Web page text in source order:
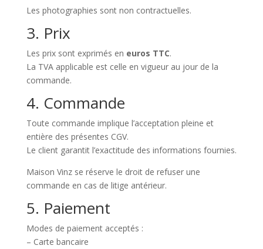
Les photographies sont non contractuelles.
3. Prix
Les prix sont exprimés en euros TTC.
La TVA applicable est celle en vigueur au jour de la
commande.
4. Commande
Toute commande implique l’acceptation pleine et
entière des présentes CGV.
Le client garantit l’exactitude des informations fournies.
Maison Vinz se réserve le droit de refuser une
commande en cas de litige antérieur.
5. Paiement
Modes de paiement acceptés :
– Carte bancaire